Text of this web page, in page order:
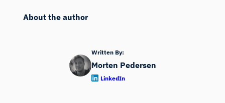
About the author
Written By:
Morten Pedersen
LinkedIn